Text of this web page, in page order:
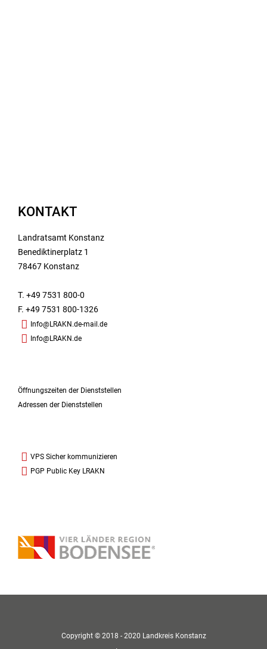
KONTAKT
Landratsamt Konstanz
Benediktinerplatz 1
78467 Konstanz
T. +49 7531 800-0
F. +49 7531 800-1326
Info@LRAKN.de-mail.de
Info@LRAKN.de
Öffnungszeiten der Dienststellen
Adressen der Dienststellen
VPS Sicher kommunizieren
PGP Public Key LRAKN
Copyright © 2018 - 2020 Landkreis Konstanz